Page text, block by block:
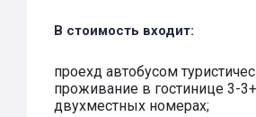
В стоимость входит:
проехд автобусом
проживание в гостинице 3-
двухместных номерах;